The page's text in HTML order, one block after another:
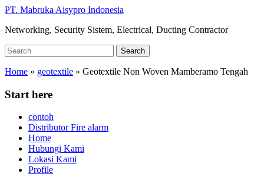
Skip
main
PT. Mabruka Aisypro Indonesia
Networking, Security Sistem, Electrical, Ducting Contractor
Search
for:
Search
Home » geotextile » Geotextile Non Woven Mamberamo Tengah
Start here
contoh
Distributor Fire alarm
Home
Hubungi Kami
Lokasi Kami
Profile